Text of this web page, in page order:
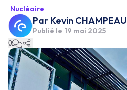
Nucléaire
Par Kevin CHAMPEAU
Publié le 19 mai 2025
0